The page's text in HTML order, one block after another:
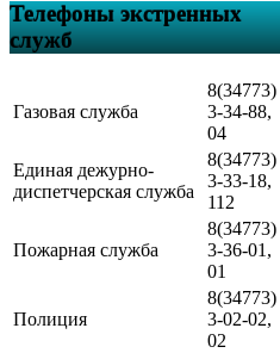
Телефоны экстренных
служб
Газовая служба
8(34773)
3-34-88,
04
Единая дежурно-
диспетчерская служба
8(34773)
3-33-18,
112
Пожарная служба
8(34773)
3-36-01,
01
Полиция
8(34773)
3-02-02,
02